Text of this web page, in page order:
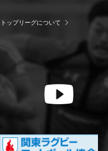
トップリーグについて